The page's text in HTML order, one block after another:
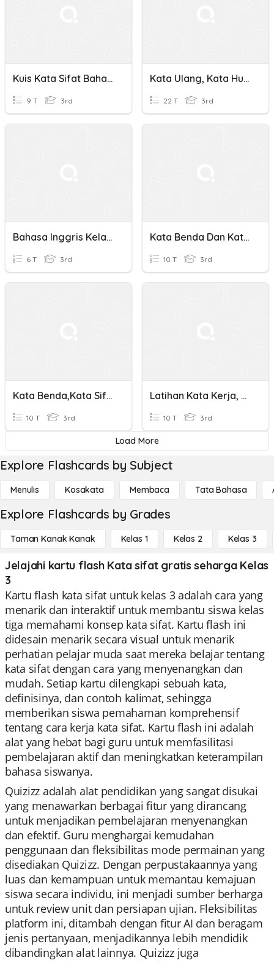
Kuis Kata Sifat Bahasa Indonesia Kelas 1 SD
9 T 3rd
Kata Ulang, Kata Hubung, Kata Sifat Wawancara
22 T 3rd
Bahasa Inggris Kelas 3 Kata Sifat SMSTR 2
6 T 3rd
Kata Benda Dan Kata Sifat
10 T 3rd
Kata Benda,Kata Sifat Dan Kata Kerja
10 T 3rd
Latihan Kata Kerja, Kata Benda, Dan Kata Sifat
10 T 3rd
Load More
Explore Flashcards by Subject
Menulis Kosakata Membaca Tata Bahasa
Explore Flashcards by Grades
Taman Kanak Kanak Kelas 1 Kelas 2 Kelas 3
Jelajahi kartu flash Kata sifat gratis seharga Kelas
3
Kartu flash kata sifat untuk kelas 3 adalah cara yang
menarik dan interaktif untuk membantu siswa kelas
tiga memahami konsep kata sifat. Kartu flash ini
didesain menarik secara visual untuk menarik
perhatian pelajar muda saat mereka belajar tentang
kata sifat dengan cara yang menyenangkan dan
mudah. Setiap kartu dilengkapi sebuah kata,
definisinya, dan contoh kalimat, sehingga
memberikan siswa pemahaman komprehensif
tentang cara kerja kata sifat. Kartu flash ini adalah
alat yang hebat bagi guru untuk memfasilitasi
pembelajaran aktif dan meningkatkan keterampilan
bahasa siswanya.
Quizizz adalah alat pendidikan yang sangat disukai
yang menawarkan berbagai fitur yang dirancang
untuk menjadikan pembelajaran menyenangkan
dan efektif. Guru menghargai kemudahan
penggunaan dan fleksibilitas mode permainan yang
disediakan Quizizz. Dengan perpustakaannya yang
luas dan kemampuan untuk memantau kemajuan
siswa secara individu, ini menjadi sumber berharga
untuk review unit dan persiapan ujian. Fleksibilitas
platform ini, ditambah dengan fitur AI dan beragam
jenis pertanyaan, menjadikannya lebih mendidik
dibandingkan alat lainnya. Quizizz juga